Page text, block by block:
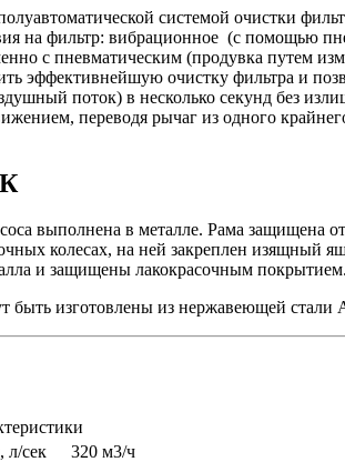
системой очистки
на фильтр: вибрационное (с помощью
с пневматическим (продувка путем
эффективнейшую очистку фильтра и
поток) в несколько секунд без
переводя рычаг из одного
выполнена в металле. Рама защищена
колесах, на ней закреплен изящный
и защищены лакокрасочным
быть изготовлены из нержавеющей стали
л/сек
320 м3/ч